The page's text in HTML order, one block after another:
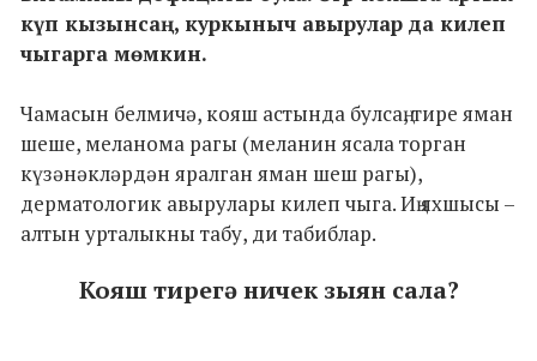
күп кызынсаң, куркыныч авырулар да килеп
чыгарга мөмкин.
Чамасын белмичә, кояш астында булсаң, тире яман
шеше, меланома рагы (меланин ясала торган
күзәнәкләрдән яралган яман шеш рагы),
дерматологик авырулары килеп чыга. Иң яхшысы –
алтын урталыкны табу, ди табиблар.
Кояш тирегә ничек зыян сала?